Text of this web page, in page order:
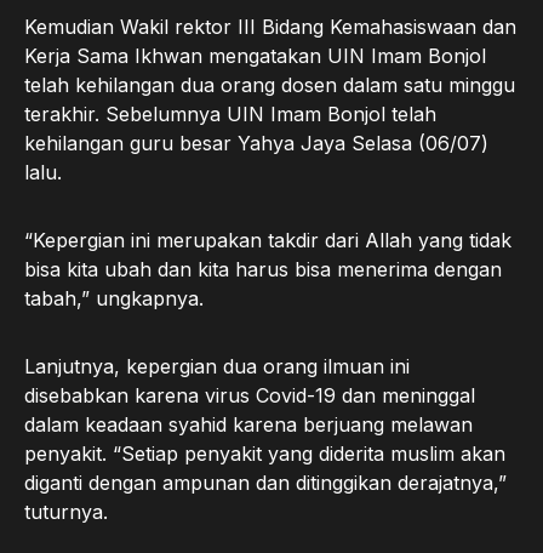
Kemudian Wakil rektor III Bidang Kemahasiswaan dan
Kerja Sama Ikhwan mengatakan UIN Imam Bonjol
telah kehilangan dua orang dosen dalam satu minggu
terakhir. Sebelumnya UIN Imam Bonjol telah
kehilangan guru besar Yahya Jaya Selasa (06/07)
lalu.
“Kepergian ini merupakan takdir dari Allah yang tidak
bisa kita ubah dan kita harus bisa menerima dengan
tabah,” ungkapnya.
Lanjutnya, kepergian dua orang ilmuan ini
disebabkan karena virus Covid-19 dan meninggal
dalam keadaan syahid karena berjuang melawan
penyakit. “Setiap penyakit yang diderita muslim akan
diganti dengan ampunan dan ditinggikan derajatnya,”
tuturnya.